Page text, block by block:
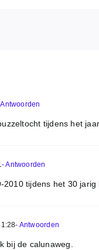
tijdens het
- Antwoorden
2010 tijdens het 30 jarig
- Antwoorden
bij de calunaweg.